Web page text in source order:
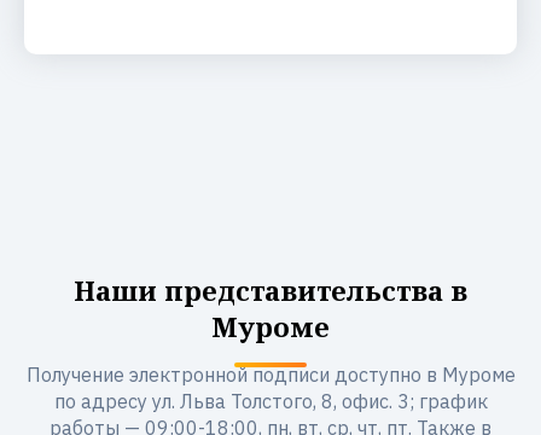
Наши представительства в
Муроме
Получение электронной подписи доступно в Муроме
по адресу ул. Льва Толстого, 8, офис. 3; график
работы — 09:00-18:00, пн, вт, ср, чт, пт. Также в